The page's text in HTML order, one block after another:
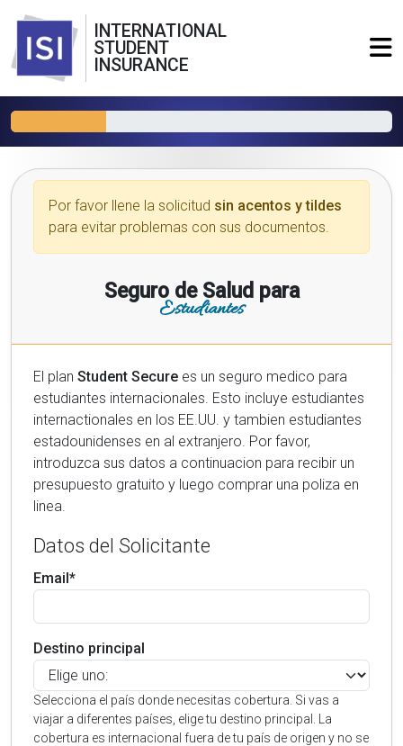
INTERNATIONAL
STUDENT
INSURANCE
Por favor llene la solicitud sin acentos y tildes
para evitar problemas con sus documentos.
Seguro de Salud para
Estudiantes
El plan Student Secure es un seguro medico para
estudiantes internacionales. Esto incluye estudiantes
internactionales en los EE.UU. y tambien estudiantes
estadounidenses en al extranjero. Por favor,
introduzca sus datos a continuacion para recibir un
presupuesto gratuito y luego comprar una poliza en
linea.
Datos del Solicitante
Email*
Destino principal
Selecciona el país donde necesitas cobertura. Si vas a
viajar a diferentes países, elige tu destino principal. La
cobertura es internacional fuera de tu país de origen y no se